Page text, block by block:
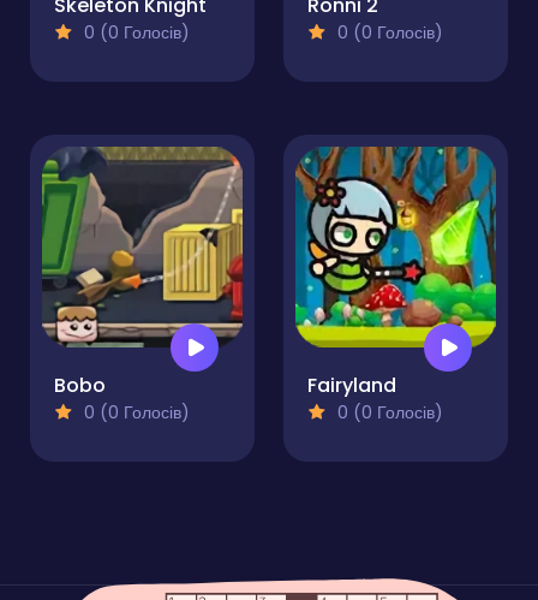
0 (0 Голосів) 0 (0 Голосів)
Bobo
0 (0 Голосів)
Fairyland
0 (0 Голосів)